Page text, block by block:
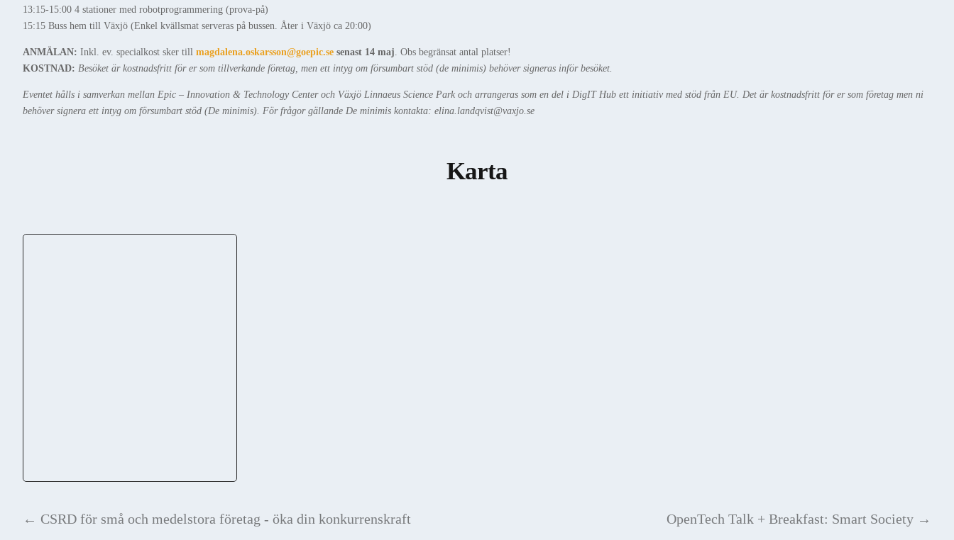
13:15-15:00 4 stationer med robotprogrammering (prova-på)
15:15 Buss hem till Växjö (Enkel kvällsmat serveras på bussen. Åter i Växjö ca 20:00)
ANMÄLAN: Inkl. ev. specialkost sker till magdalena.oskarsson@goepic.se senast 14 maj. Obs begränsat antal platser!
KOSTNAD: Besöket är kostnadsfritt för er som tillverkande företag, men ett intyg om försumbart stöd (de minimis) behöver signeras inför besöket.
Eventet hålls i samverkan mellan Epic – Innovation & Technology Center och Växjö Linnaeus Science Park och arrangeras som en del i DigIT Hub ett initiativ med stöd från EU. Det är kostnadsfritt för er som företag men ni
behöver signera ett intyg om försumbart stöd (De minimis). För frågor gällande De minimis kontakta: elina.landqvist@vaxjo.se
Karta
← CSRD för små och medelstora företag - öka din konkurrenskraft OpenTech Talk + Breakfast: Smart Society →